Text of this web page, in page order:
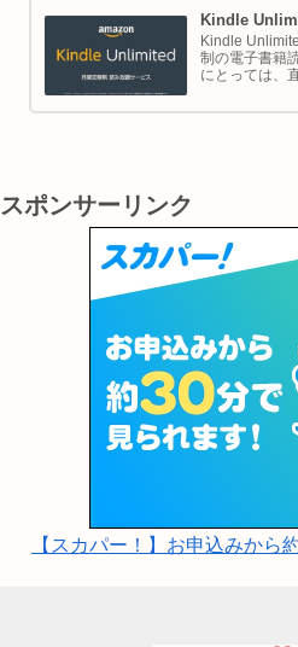
Kindle
Kindle
制の電子書籍
にとっては、
理解し、楽し
スポンサーリンク
【スカパー！】お申込みから